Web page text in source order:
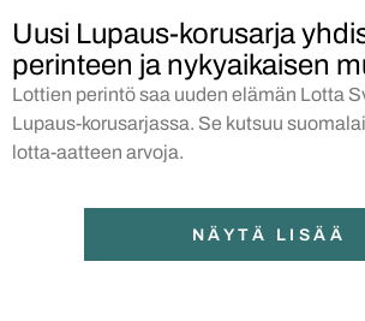
Uusi Lupaus-korusarja
perinteen ja nykyaikaisen
Lottien perintö saa uuden elämän Lotta
Lupaus-korusarjassa. Se kutsuu
lotta-aatteen arvoja.
NÄYTÄ LISÄÄ